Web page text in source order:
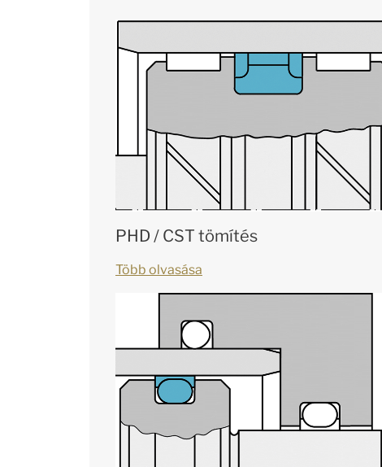
PHD / CST tömítés
Több olvasása